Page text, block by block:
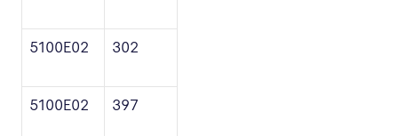
5100E02 302
5100E02 397